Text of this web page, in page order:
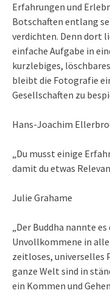
Erfahrungen und
Botschaften entlang
verdichten. Denn dort
einfache Aufgabe in
kurzlebiges,
bleibt die Fotografie
Gesellschaften zu
Hans-Joachim
„Du musst einige
damit du etwas
Julie Grahame
„Der Buddha nannte
Unvollkommene in
zeitloses, universelles
ganze Welt sind in
ein Kommen und